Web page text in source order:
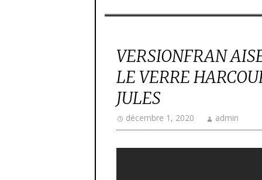
VERSIONFRAN
LE VERRE
JULES
décembre 1, 2020 admin